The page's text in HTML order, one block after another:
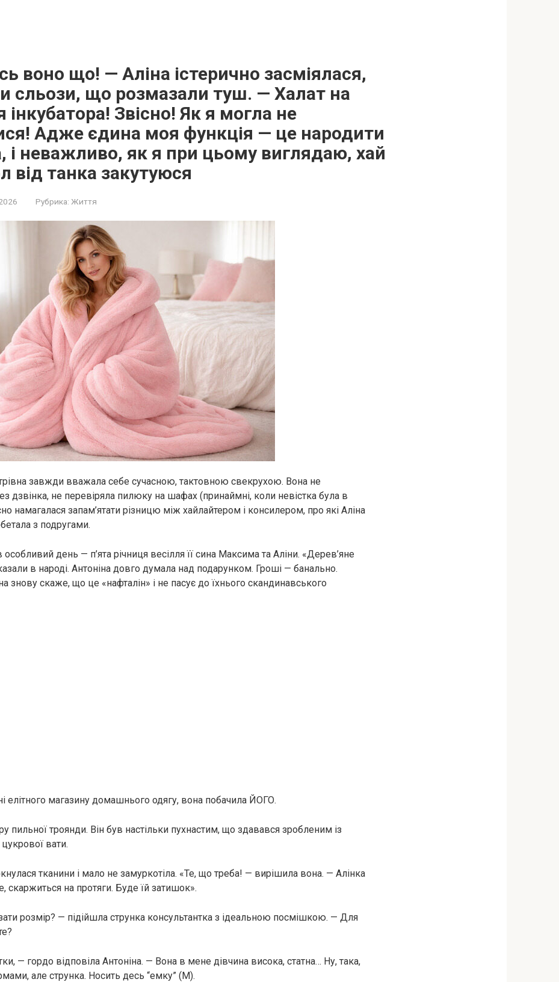
воно що! — Аліна істерично засміялася,
сльози, що розмазали туш. — Халат на
інкубатора! Звісно! Як я могла не
Адже єдина моя функція — це народити
і неважливо, як я при цьому виглядаю, хай
від танка закутуюся
Рубрика: Життя
завжди вважала себе сучасною, тактовною свекрухою. Вона не
дзвінка, не перевіряла пилюку на шафах (принаймні, коли невістка була в
намагалася запам’ятати різницю між хайлайтером і консилером, про які Аліна
з подругами.
особливий день — п’ята річниця весілля її сина Максима та Аліни. «Дерев’яне
в народі. Антоніна довго думала над подарунком. Гроші — банально.
знову скаже, що це «нафталін» і не пасує до їхнього скандинавського
елітного магазину домашнього одягу, вона побачила ЙОГО.
пильної троянди. Він був настільки пухнастим, що здавався зробленим із
вати.
тканини і мало не замуркотіла. «Те, що треба! — вирішила вона. — Алінка
скаржиться на протяги. Буде їй затишок».
розмір? — підійшла струнка консультантка з ідеальною посмішкою. — Для
— гордо відповіла Антоніна. — Вона в мене дівчина висока, статна… Ну, така,
але струнка. Носить десь “емку” (M).